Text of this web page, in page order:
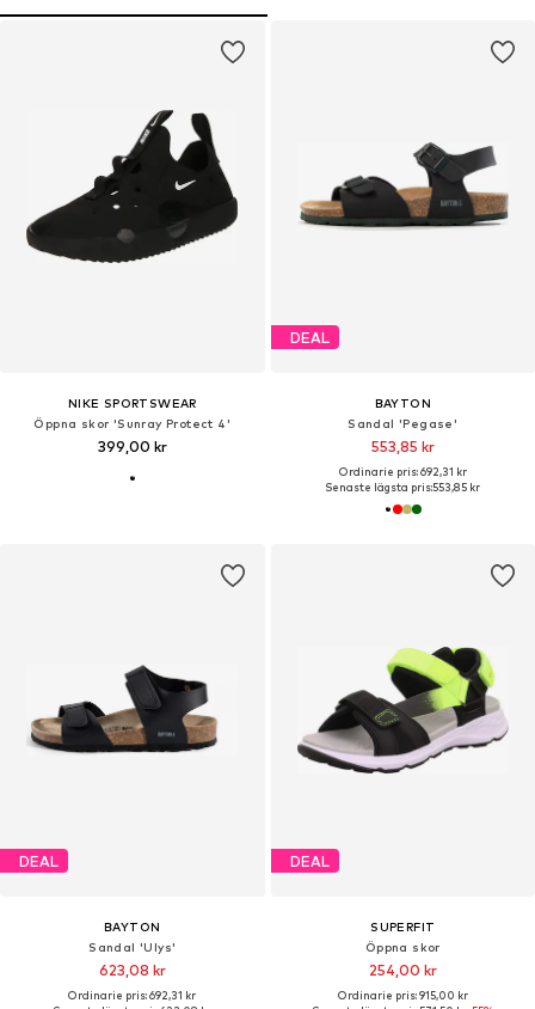
NIKE SPORTSWEAR
Öppna skor 'Sunray Protect 4'
399,00 kr
DEAL
BAYTON
Sandal 'Pegase'
553,85 kr
Ordinarie pris: 692,31 kr
Senaste lägsta pris:553,85 kr
DEAL
BAYTON
Sandal 'Ulys'
623,08 kr
Ordinarie pris: 692,31 kr
DEAL
SUPERFIT
Öppna skor
254,00 kr
Ordinarie pris: 915,00 kr